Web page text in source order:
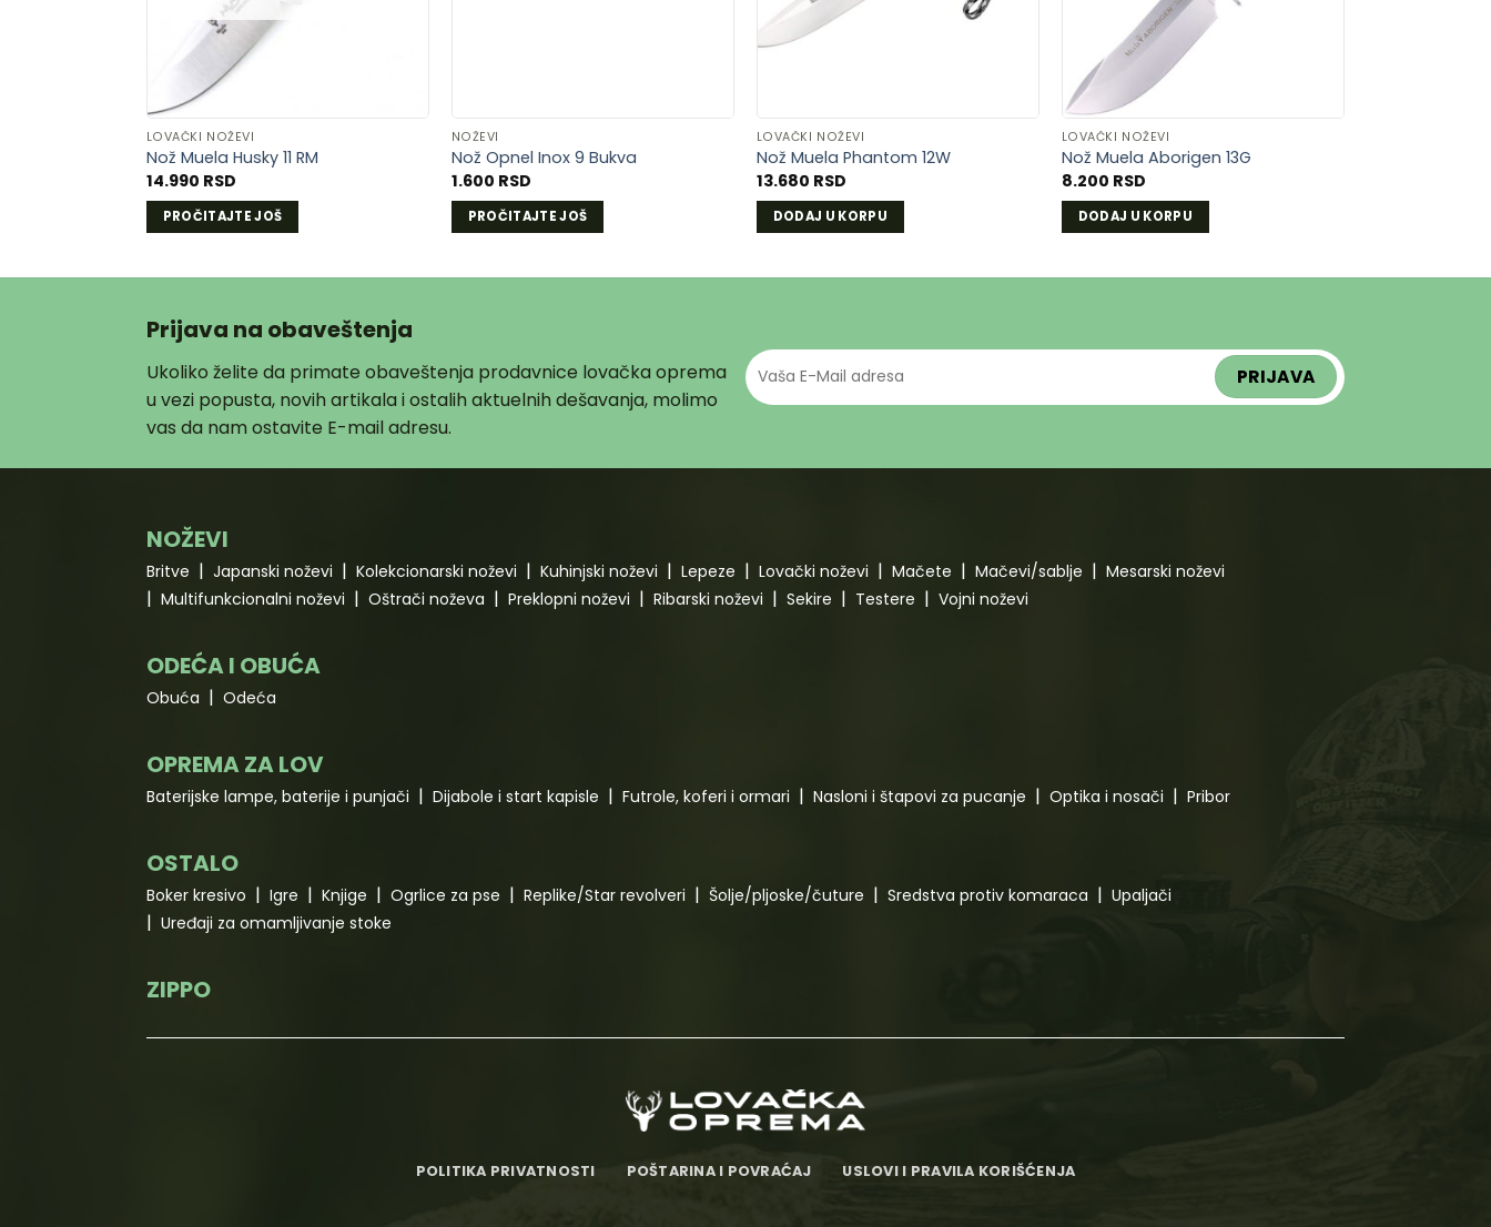
LOVAČKI NOŽEVI
Nož Muela Husky 11 RM
14.990 RSD
PROČITAJTE JOŠ
NOŽEVI
Nož Opnel Inox 9 Bukva
1.600 RSD
PROČITAJTE JOŠ
LOVAČKI NOŽEVI
Nož Muela Phantom 12W
13.680 RSD
DODAJ U KORPU
LOVAČKI NOŽEVI
Nož Muela Aborigen 13G
8.200 RSD
DODAJ U KORPU
Prijava na obaveštenja
Ukoliko želite da primate obaveštenja prodavnice lovačka oprema
u vezi popusta, novih artikala i ostalih aktuelnih dešavanja, molimo
vas da nam ostavite E-mail adresu.
NOŽEVI
Britve Japanski noževi Kolekcionarski noževi Kuhinjski noževi Lepeze Lovački noževi Mačete Mačevi/sablje
Mesarski noževi
Multifunkcionalni noževi
Oštrači noževa Preklopni noževi Ribarski noževi Sekire Testere Vojni noževi
ODEĆA I OBUĆA
Obuća Odeća
OPREMA ZA LOV
Baterijske lampe, baterije i punjači Dijabole i start kapisle Futrole, koferi i ormari Nasloni i štapovi za pucanje Optika i nosači Pribor
OSTALO
Boker kresivo Igre Knjige Ogrlice za pse Replike/Star revolveri Šolje/pljoske/čuture Sredstva protiv komaraca
Upaljači
Uređaji za omamljivanje stoke
ZIPPO
POLITIKA PRIVATNOSTI POŠTARINA I POVRAĆAJ USLOVI I PRAVILA KORIŠĆENJA